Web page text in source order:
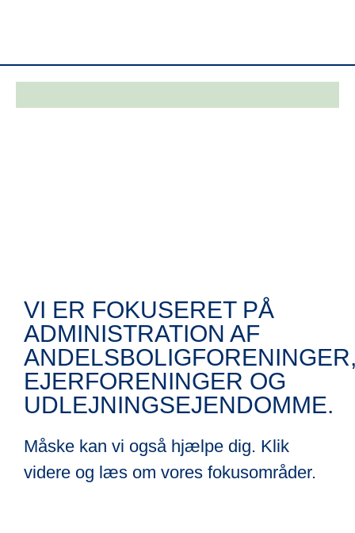
VI ER FOKUSERET PÅ
ADMINISTRATION AF
EJERFORENINGER OG
UDLEJNINGSEJENDOMME.
Måske kan vi også hjælpe dig. Klik
videre og læs om vores fokusområder.